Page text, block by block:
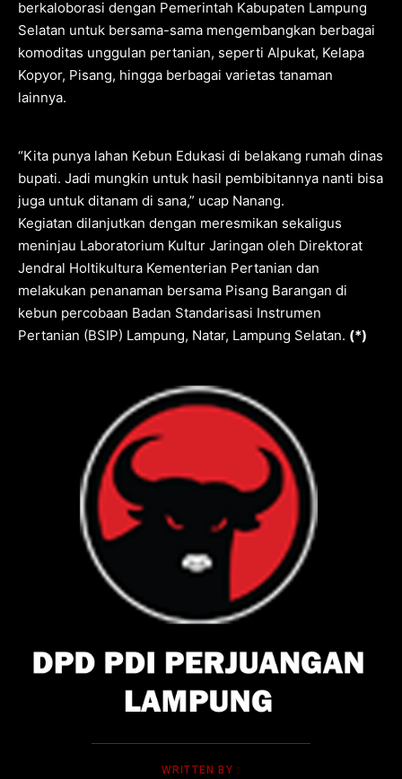
WRITTEN BY :
berkaloborasi dengan Pemerintah Kabupaten Lampung
Selatan untuk bersama-sama mengembangkan berbagai
komoditas unggulan pertanian, seperti Alpukat, Kelapa
Kopyor, Pisang, hingga berbagai varietas tanaman
lainnya.
“Kita punya lahan Kebun Edukasi di belakang rumah dinas
bupati. Jadi mungkin untuk hasil pembibitannya nanti bisa
juga untuk ditanam di sana,” ucap Nanang.
Kegiatan dilanjutkan dengan meresmikan sekaligus
meninjau Laboratorium Kultur Jaringan oleh Direktorat
Jendral Holtikultura Kementerian Pertanian dan
melakukan penanaman bersama Pisang Barangan di
kebun percobaan Badan Standarisasi Instrumen
Pertanian (BSIP) Lampung, Natar, Lampung Selatan. (*)